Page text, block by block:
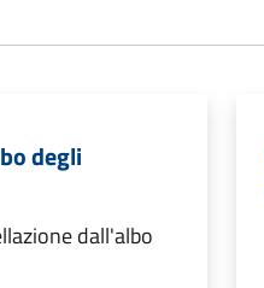
degli
dall'albo